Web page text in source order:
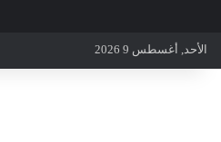
الأحد, أغسطس 9 2026